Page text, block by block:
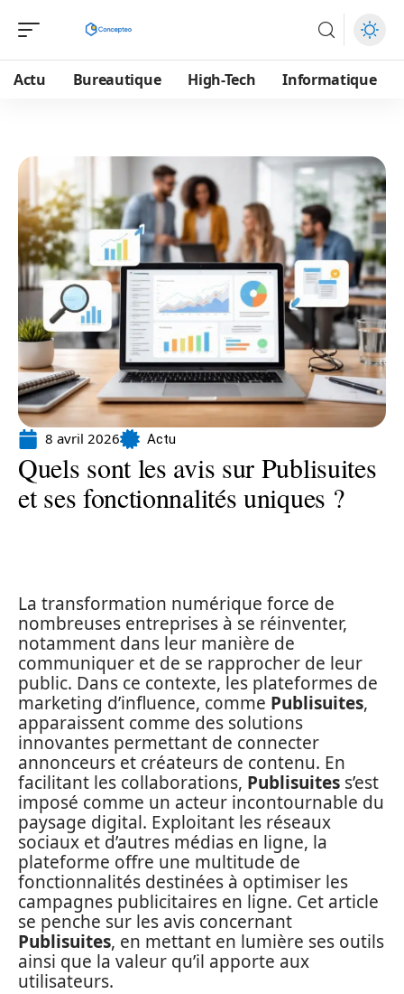
Actu Bureautique High-Tech Informatique
8 avril 2026 Actu
Quels sont les avis sur Publisuites
et ses fonctionnalités uniques ?
La transformation numérique force de
nombreuses entreprises à se réinventer,
notamment dans leur manière de
communiquer et de se rapprocher de leur
public. Dans ce contexte, les plateformes de
marketing d’influence, comme Publisuites,
apparaissent comme des solutions
innovantes permettant de connecter
annonceurs et créateurs de contenu. En
facilitant les collaborations, Publisuites s’est
imposé comme un acteur incontournable du
paysage digital. Exploitant les réseaux
sociaux et d’autres médias en ligne, la
plateforme offre une multitude de
fonctionnalités destinées à optimiser les
campagnes publicitaires en ligne. Cet article
se penche sur les avis concernant
Publisuites, en mettant en lumière ses outils
ainsi que la valeur qu’il apporte aux
utilisateurs.